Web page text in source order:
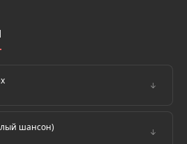
↓
шансон) ↓